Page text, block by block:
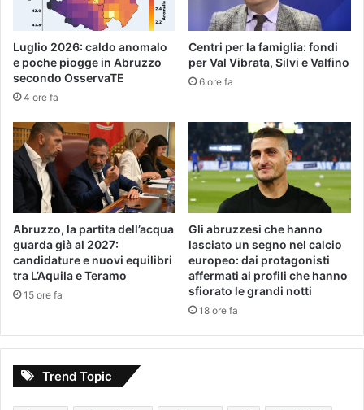
Luglio 2026: caldo anomalo
e poche piogge in Abruzzo
secondo OsservaTE
4 ore fa
Centri per la famiglia: fondi
per Val Vibrata, Silvi e Valfino
6 ore fa
Abruzzo, la partita dell’acqua
guarda già al 2027:
candidature e nuovi equilibri
tra L’Aquila e Teramo
15 ore fa
Gli abruzzesi che hanno
lasciato un segno nel calcio
europeo: dai protagonisti
affermati ai profili che hanno
sfiorato le grandi notti
18 ore fa
Trend Topic